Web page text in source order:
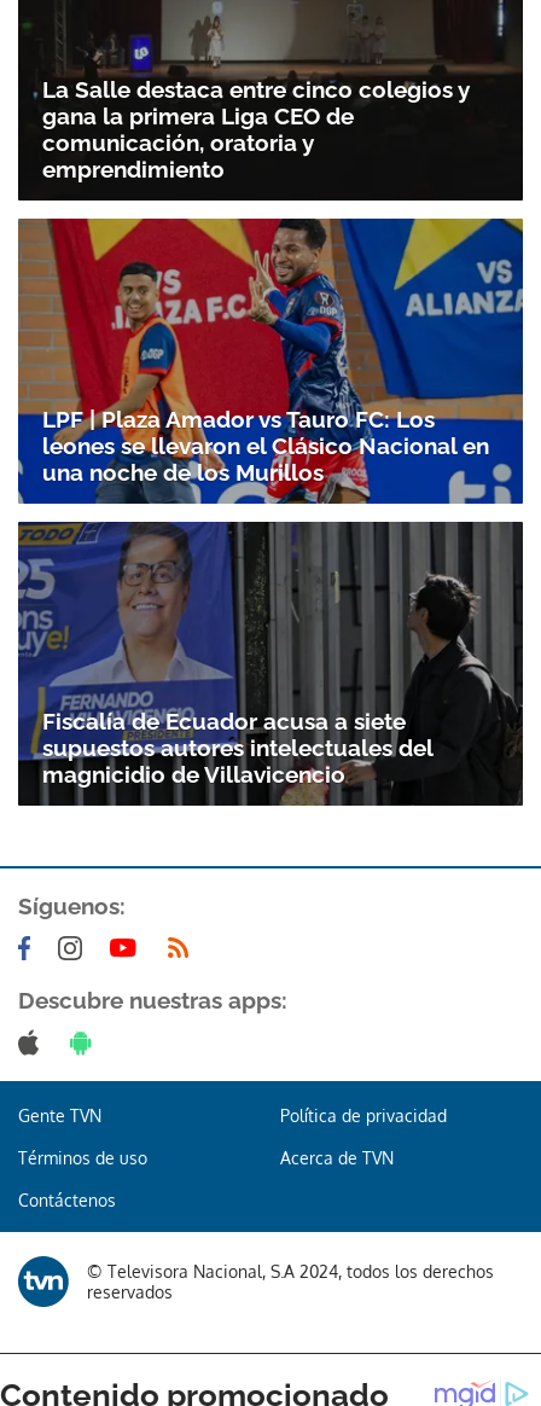
Gracias por suscribirte a nuestro boletín.
ACEPTAR
La Salle destaca entre cinco colegios y
gana la primera Liga CEO de
comunicación, oratoria y
emprendimiento
LPF | Plaza Amador vs Tauro FC: Los
leones se llevaron el Clásico Nacional en
una noche de los Murillos
Fiscalía de Ecuador acusa a siete
supuestos autores intelectuales del
magnicidio de Villavicencio
Síguenos:
Descubre nuestras apps:
Gente TVN Política de privacidad
Términos de uso Acerca de TVN
Contáctenos
© Televisora Nacional, S.A 2024, todos los derechos
reservados